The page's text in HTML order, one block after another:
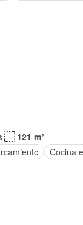
121 m²
Cocina